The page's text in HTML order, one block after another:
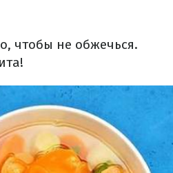
чтобы не обжечься.